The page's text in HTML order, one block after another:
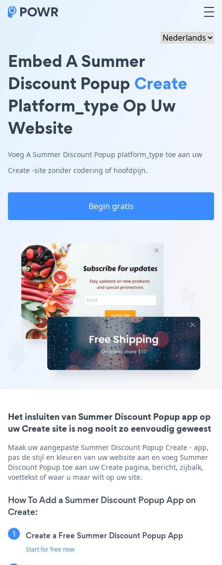
Embed A Summer
Discount Popup Create
Platform_type Op Uw
Website
Voeg A Summer Discount Popup platform_type toe aan uw
Create -site zonder codering of hoofdpijn.
Begin gratis
Het insluiten van Summer Discount Popup app op
uw Create site is nog nooit zo eenvoudig geweest
Maak uw aangepaste Summer Discount Popup Create - app,
pas de stijl en kleuren van uw website aan en voeg Summer
Discount Popup toe aan uw Create pagina, bericht, zijbalk,
voettekst of waar u maar wilt op uw site.
How To Add a Summer Discount Popup App on
Create:
Create a Free Summer Discount Popup App
Start for free now